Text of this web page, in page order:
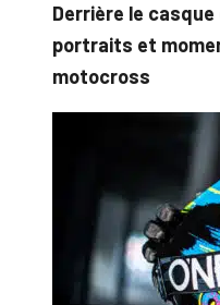
Derrière le
portraits et
motocross